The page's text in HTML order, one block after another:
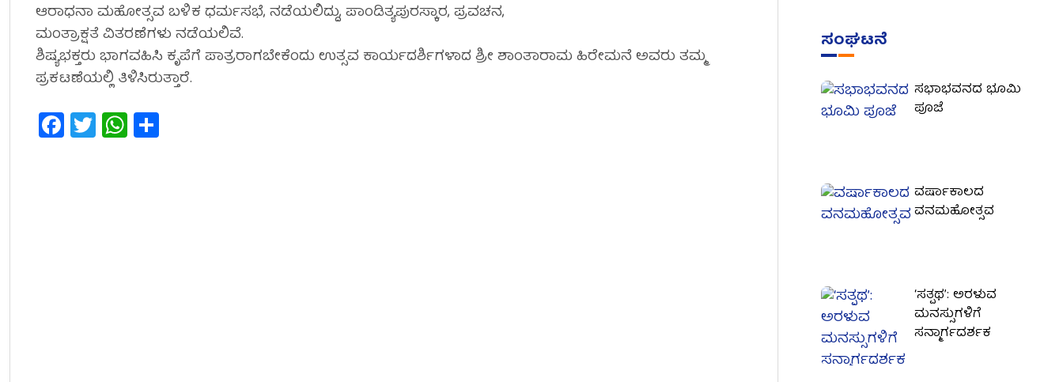
ಆರಾಧನಾ ಮಹೋತ್ಸವ ಬಳಿಕ ಧರ್ಮಸಭೆ, ನಡೆಯಲಿದ್ದು, ಪಾಂಡಿತ್ಯಪುರಸ್ಕಾರ, ಪ್ರವಚನ,
ಮಂತ್ರಾಕ್ಷತೆ ವಿತರಣೆಗಳು ನಡೆಯಲಿವೆ.
ಶಿಷ್ಯಭಕ್ತರು ಭಾಗವಹಿಸಿ ಕೃಪೆಗೆ ಪಾತ್ರರಾಗಬೇಕೆಂದು ಉತ್ಸವ ಕಾರ್ಯದರ್ಶಿಗಳಾದ ಶ್ರೀ ಶಾಂತಾರಾಮ ಹಿರೇಮನೆ ಅವರು ತಮ್ಮ
ಪ್ರಕಟಣೆಯಲ್ಲಿ ತಿಳಿಸಿರುತ್ತಾರೆ.
Facebook
TwitterWhatsApp
ಸಂಘಟನೆ
ಸಭಾಭವನದ ಭೂಮಿ
ಪೂಜೆ
ವರ್ಷಾಕಾಲದ
ವನಮಹೋತ್ಸವ
‘ಸತ್ಪಥ’: ಅರಳುವ
ಮನಸ್ಸುಗಳಿಗೆ
ಸನ್ಮಾರ್ಗದರ್ಶಕ